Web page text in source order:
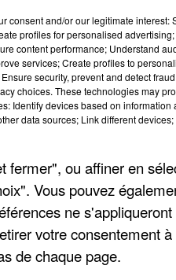
Picard
. Les faits
de véhicule
d'Abbeville
puisque la
commune. La
consent and/or our legitimate interest:
profiles for personalised
content performance; Understand
services; Create profiles to
security, prevent and detect
choices. These technologies may
Identify devices based on information
data sources; Link different
fermer", ou affiner en
Vous pouvez
ne
votre consentement
de chaque page.